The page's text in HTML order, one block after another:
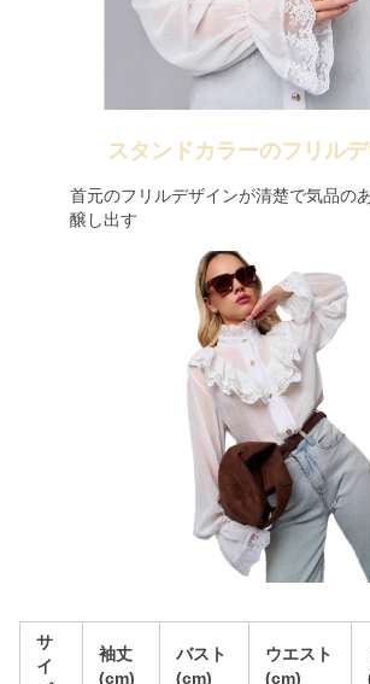
スタンドカラーのフリル
首元のフリルデザインが清楚で気品の
醸し出す
サ
イ
袖丈
(cm)
バスト
(cm)
ウエスト
(cm)